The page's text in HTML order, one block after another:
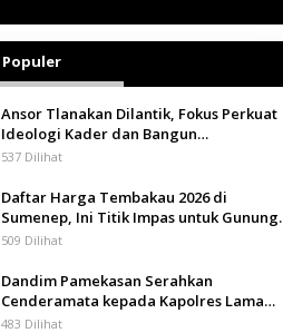
Berita
Populer
Ansor Tlanakan Dilantik, Fokus Perkuat
Ideologi Kader dan Bangun
Kemandirian Ekonomi
537 Dilihat
Daftar Harga Tembakau 2026 di
Sumenep, Ini Titik Impas untuk Gunung,
Tegal, dan Sawah
509 Dilihat
Dandim Pamekasan Serahkan
Cenderamata kepada Kapolres Lama
pada Acara Kenal Pamit
483 Dilihat